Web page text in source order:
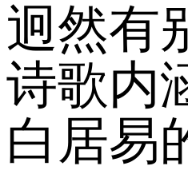
迥然有
诗歌内
白居易